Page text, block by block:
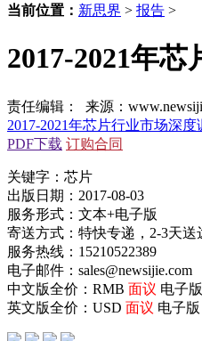
当前位置： 新思界 > 报告 >
2017-2021年
责任编辑： 来源：
2017-2021年芯片行业市场深
PDF下载 订购合同
关键字：芯片
出版日期：2017-08-03
服务形式：文本+电子版
寄送方式：特快专递，2-3天送
服务热线：15210522389
电子邮件：sales@newsijie.com
中文版全价：RMB 面议 电子
英文版全价：USD 面议 电子